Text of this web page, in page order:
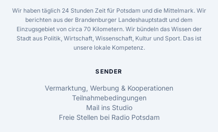
Wir haben täglich 24 Stunden Zeit für Potsdam und die Mittelmark. Wir
berichten aus der Brandenburger Landeshauptstadt und dem
Einzugsgebiet von circa 70 Kilometern. Wir bündeln das Wissen der
Stadt aus Politik, Wirtschaft, Wissenschaft, Kultur und Sport. Das ist
unsere lokale Kompetenz.
SENDER
Vermarktung, Werbung & Kooperationen
Teilnahmebedingungen
Mail ins Studio
Freie Stellen bei Radio Potsdam